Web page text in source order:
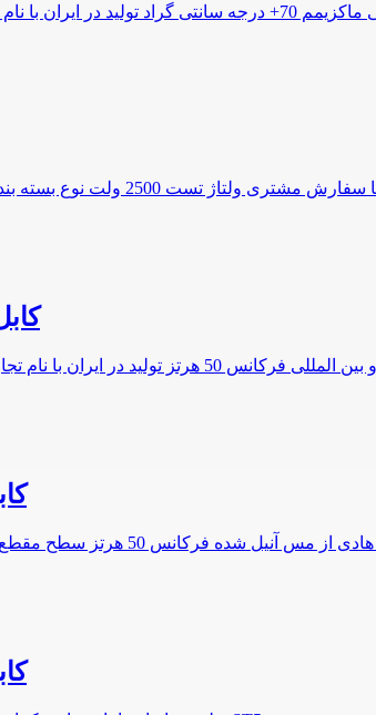
نوع هادی افشان دارای استاندارد و بین المللی تعداد رشته 2 ولتاژ 300/500 ولت جنس عایق پی وی سی
هادی از جنس مس آنیل شده گروه ۵ ولتاژ نامی 450/750 ولت
کابل 0.75×2 افشان
جنس هادی از مس نوع هادی افشان سطح مقطع 0.75 میلی متر مربع جنس عایق پی وی سی
کابل 1.5×3
کابل 0.5×3